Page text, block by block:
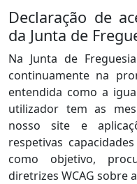
Declaração de
da Junta de
Na Junta de
continuamente na
entendida como a
utilizador tem as
nosso site e
respetivas
como objetivo,
diretrizes WCAG sobre